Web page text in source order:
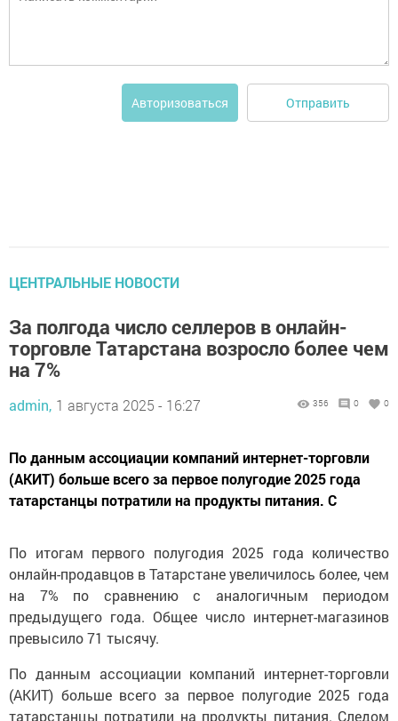
Авторизоваться Отправить
ЦЕНТРАЛЬНЫЕ НОВОСТИ
За полгода число селлеров в онлайн-
торговле Татарстана возросло более чем
на 7%
admin, 1 августа 2025 - 16:27 356 0 0
По данным ассоциации компаний интернет-торговли
(АКИТ) больше всего за первое полугодие 2025 года
татарстанцы потратили на продукты питания. С
По итогам первого полугодия 2025 года количество
онлайн-продавцов в Татарстане увеличилось более, чем
на 7% по сравнению с аналогичным периодом
предыдущего года. Общее число интернет-магазинов
превысило 71 тысячу.
По данным ассоциации компаний интернет-торговли
(АКИТ) больше всего за первое полугодие 2025 года
татарстанцы потратили на продукты питания. Следом